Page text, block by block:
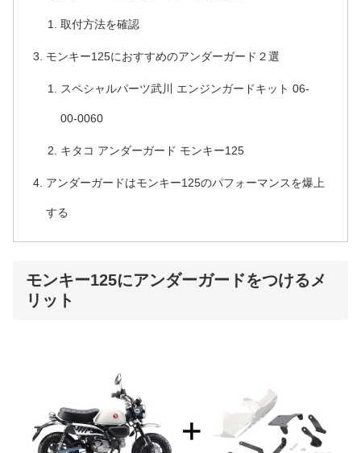
取付方法を確認
モンキー125におすすめのアンダーガード２選
スペシャルパーツ武川 エンジンガードキット 06-
00-0060
キタコ アンダーガード モンキー125
アンダーガードはモンキー125のパフォーマンスを爆上
する
モンキー125にアンダーガードをつけるメ
リット